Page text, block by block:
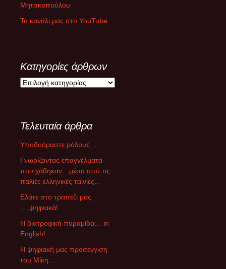
Μητσκοπούλου
Το κανάλι μας στο YouTube
Κατηγορίες άρθρων
Κ
γ
ρ
ί
ρ
θ
ρ
ω
Τελευταία άρθρα
Υποδυόμαστε ρόλους….
Γνωρίζοντας επαγγέλματα
που χάθηκαν…μέσα από τις
παλιές ελληνικές ταινίες…
Ελάτε στο τραπέζι μας
….ψηφιακά!
Η διατροφική πυραμίδα… in
English!
Η ψηφιακή μας προσέγγιση
του Μίκη…